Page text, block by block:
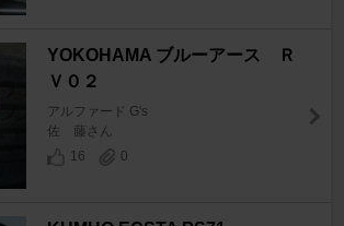
YOKOHAMA ブルーアース Ｒ
Ｖ０２
アルファード G's
佐 藤さん
16
0